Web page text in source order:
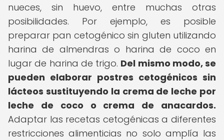
nueces, sin huevo, entre muchas otras
posibilidades. Por ejemplo, es posible
preparar pan cetogénico sin gluten utilizando
harina de almendras o harina de coco en
lugar de harina de trigo. Del mismo modo, se
pueden elaborar postres cetogénicos sin
lácteos sustituyendo la crema de leche por
leche de coco o crema de anacardos.
Adaptar las recetas cetogénicas a diferentes
restricciones alimenticias no solo amplía las